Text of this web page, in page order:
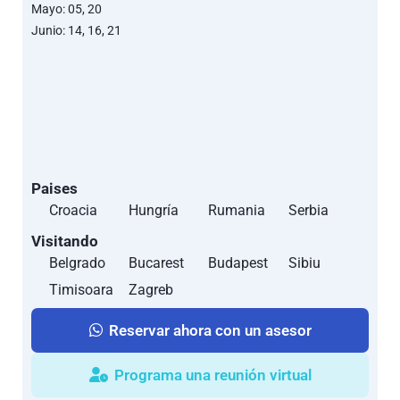
Mayo: 05, 20
Junio: 14, 16, 21
Paises
Croacia Hungría Rumania Serbia
Visitando
Belgrado Bucarest Budapest
Sibiu
Timisoara
Zagreb
Reservar ahora con un asesor
Programa una reunión virtual